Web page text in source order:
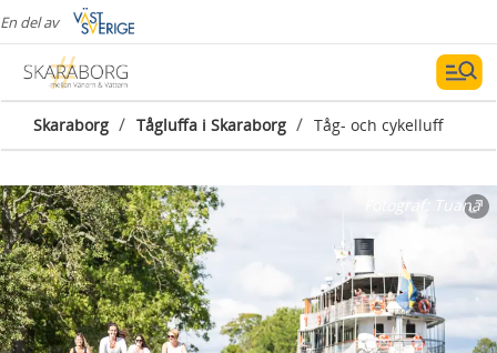
En del av
Skaraborg / Tågluffa i Skaraborg / Tåg- och cykelluff
Fotograf: Tuana